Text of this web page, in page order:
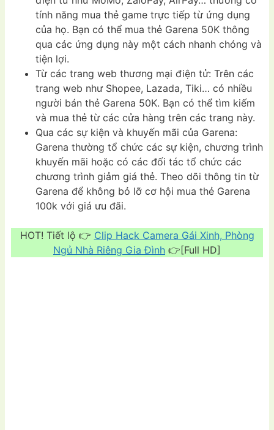
tính năng mua thẻ game trực tiếp từ ứng dụng
của họ. Bạn có thể mua thẻ Garena 50K thông
qua các ứng dụng này một cách nhanh chóng và
tiện lợi.
Từ các trang web thương mại điện tử: Trên các
trang web như Shopee, Lazada, Tiki… có nhiều
người bán thẻ Garena 50K. Bạn có thể tìm kiếm
và mua thẻ từ các cửa hàng trên các trang này.
Qua các sự kiện và khuyến mãi của Garena:
Garena thường tổ chức các sự kiện, chương trình
khuyến mãi hoặc có các đối tác tổ chức các
chương trình giảm giá thẻ. Theo dõi thông tin từ
Garena để không bỏ lỡ cơ hội mua thẻ Garena
100k với giá ưu đãi.
HOT! Tiết lộ 👉 Clip Hack Camera Gái Xinh, Phòng
Ngủ Nhà Riêng Gia Đình 👉[Full HD]